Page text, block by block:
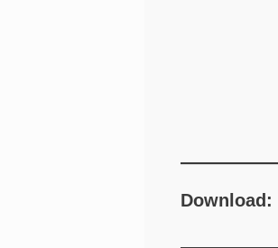
Download: